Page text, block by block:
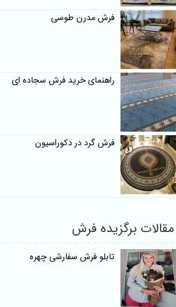
فرش مدرن طوسی
راهنمای خرید فرش سجاده ای
فرش گرد در دکوراسیون
برگزیده فرش
تابلو فرش سفارشی چهره